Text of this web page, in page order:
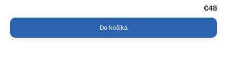
€48
Do košíka